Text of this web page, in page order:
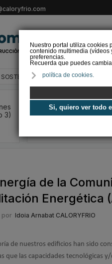
Nuestro portal utiliza cookies
contenido multimedia (vídeos
preferencias.
Recuerda que puedes
política de cookies.
Si, quiero ver todo
ENERGÍAS RENOVABLES
3)
año,
de la
Energética
por Idoia Arnabat CALORYFRIO
de nuestros edificios han sido
que las capacidades tecnológicas